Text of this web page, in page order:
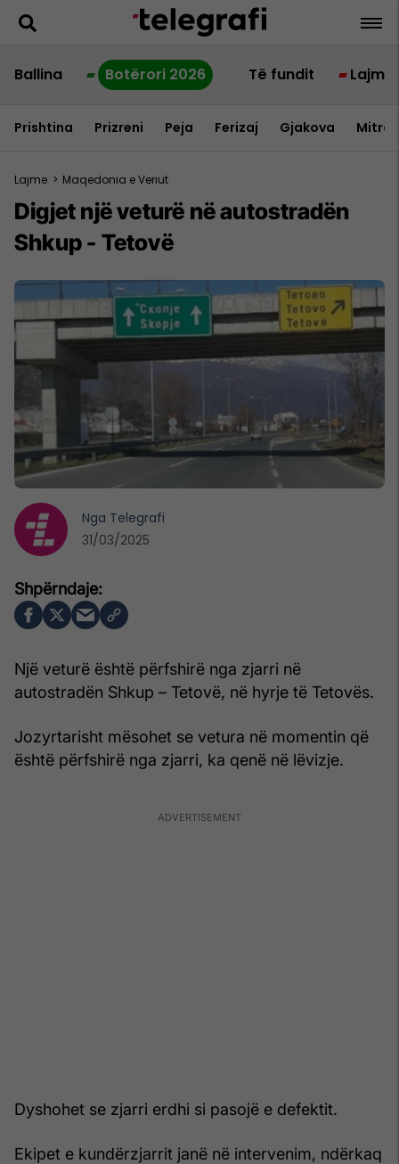
Ballina Botërori 2026 Të fundit Lajme
Prishtina Prizreni Peja Ferizaj Gjakova
Lajme > Maqedonia e Veriut
Digjet një veturë në autostradën
Shkup - Tetovë
Një veturë është përfshirë nga zjarri në
autostradën Shkup – Tetovë, në hyrje të Tetovës.
Jozyrtarisht mësohet se vetura në momentin që
është përfshirë nga zjarri, ka qenë në lëvizje.
Dyshohet se zjarri erdhi si pasojë e defektit.
Ekipet e kundërzjarrit janë në intervenim, ndërkaq
Nga Telegrafi
31/03/2025